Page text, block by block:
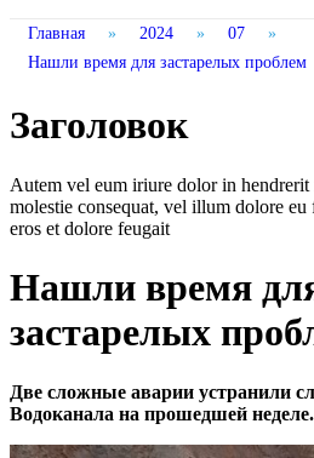
Главная » 2024 » 07
»
Нашли время для застарелых проблем
Заголовок
Autem vel eum iriure dolor in hendrerit
molestie consequat, vel illum dolore
eros et dolore feugait
Нашли время
застарелых
Две сложные аварии устранили
Водоканала на прошедшей неделе.